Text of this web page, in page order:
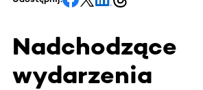
Nadchodzące
wydarzenia